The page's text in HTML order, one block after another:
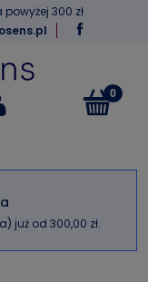
300 zł
już od 300,00 zł.